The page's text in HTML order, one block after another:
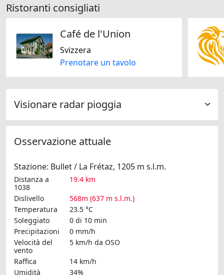
Ristoranti consigliati
Café de l'Union
Svizzera
Prenotare un tavolo
Visionare radar pioggia
Osservazione attuale
Stazione: Bullet / La Frétaz, 1205 m s.l.m.
Distanza a
1038
19.4 km
Dislivello
568m (637 m s.l.m.)
Temperatura
23.5 °C
Soleggiato
0 di 10 min
Precipitazioni
0 mm/h
Velocità del
vento
5 km/h da OSO
Raffica
14 km/h
Umidità
34%